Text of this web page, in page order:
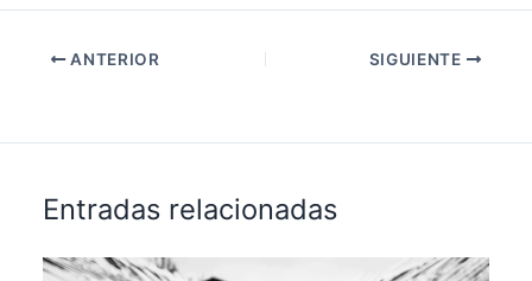
ANTERIOR SIGUIENTE
Entradas relacionadas